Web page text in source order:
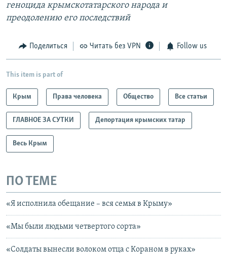
геноцида крымскотатарского народа и
преодолению его последствий
Поделиться Читать без VPN Follow us
This item is part of
Крым Права человека Общество Все статьи
ГЛАВНОЕ ЗА СУТКИ Депортация крымских татар
Весь Крым
ПО ТЕМЕ
«Я исполнила обещание – вся семья в Крыму»
«Мы были людьми четвертого сорта»
«Солдаты вынесли волоком отца с Кораном в руках»